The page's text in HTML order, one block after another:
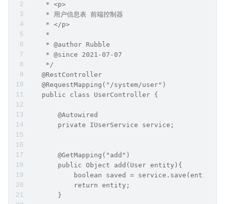
    * <p>
    * 用户信息表 前端控制器
    * </p>
    *
    * @author Rubble
    * @since 2021-07-07
    */
   @RestController
   @RequestMapping("/system/user")
   public class UserController {
       @Autowired
       private IUserService service;
       @GetMapping("add")
       public Object add(User entity){
           boolean saved = service.save(entity);
           return entity;
       }